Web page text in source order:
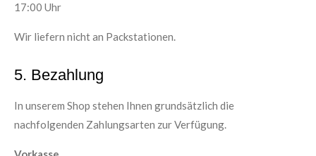
17:00 Uhr
Wir liefern nicht an Packstationen.
5. Bezahlung
In unserem Shop stehen Ihnen grundsätzlich die
nachfolgenden Zahlungsarten zur Verfügung.